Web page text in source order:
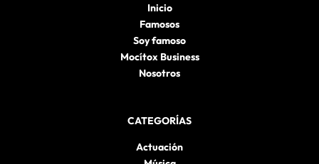
Inicio
Famosos
Soy famoso
Mocítox Business
Nosotros
CATEGORÍAS
Actuación